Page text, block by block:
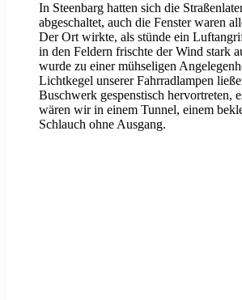
In Steenbarg hatten sich die
abgeschaltet, auch die Fenster waren
Der Ort wirkte, als stünde ein
in den Feldern frischte der Wind stark
wurde zu einer mühseligen
Lichtkegel unserer Fahrradlampen
Buschwerk gespenstisch hervortreten,
wären wir in einem Tunnel, einem
Schlauch ohne Ausgang.